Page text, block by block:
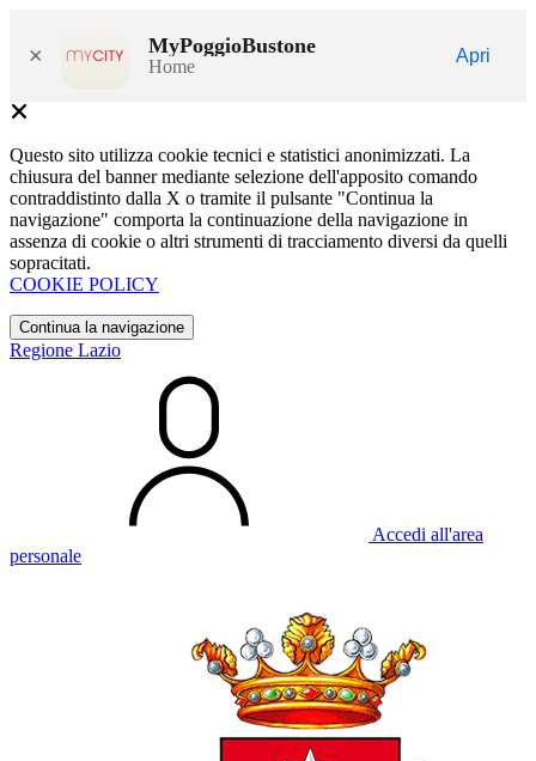
× MyPoggioBustone
Home
Apri
Questo sito utilizza cookie tecnici e statistici anonimizzati. La
chiusura del banner mediante selezione dell'apposito comando
contraddistinto dalla X o tramite il pulsante "Continua la
navigazione" comporta la continuazione della navigazione in
assenza di cookie o altri strumenti di tracciamento diversi da quelli
sopracitati.
COOKIE POLICY
Continua la navigazione
Regione Lazio
Accedi all'area
personale